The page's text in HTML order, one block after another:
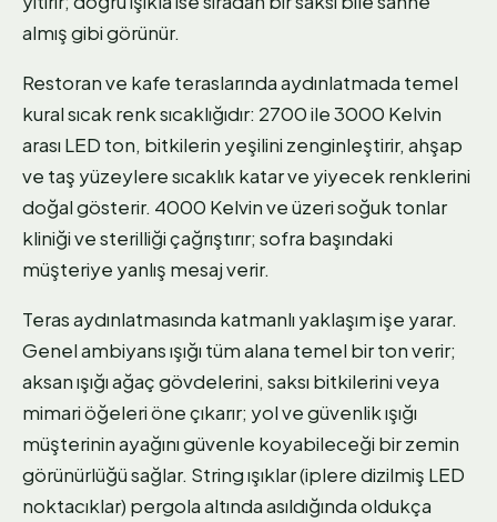
almış gibi görünür.
Restoran ve kafe teraslarında aydınlatmada temel
kural sıcak renk sıcaklığıdır: 2700 ile 3000 Kelvin
arası LED ton, bitkilerin yeşilini zenginleştirir, ahşap
ve taş yüzeylere sıcaklık katar ve yiyecek renklerini
doğal gösterir. 4000 Kelvin ve üzeri soğuk tonlar
kliniği ve sterilliği çağrıştırır; sofra başındaki
müşteriye yanlış mesaj verir.
Teras aydınlatmasında katmanlı yaklaşım işe yarar.
Genel ambiyans ışığı tüm alana temel bir ton verir;
aksan ışığı ağaç gövdelerini, saksı bitkilerini veya
mimari öğeleri öne çıkarır; yol ve güvenlik ışığı
müşterinin ayağını güvenle koyabileceği bir zemin
görünürlüğü sağlar. String ışıklar (iplere dizilmiş LED
noktacıklar) pergola altında asıldığında oldukça